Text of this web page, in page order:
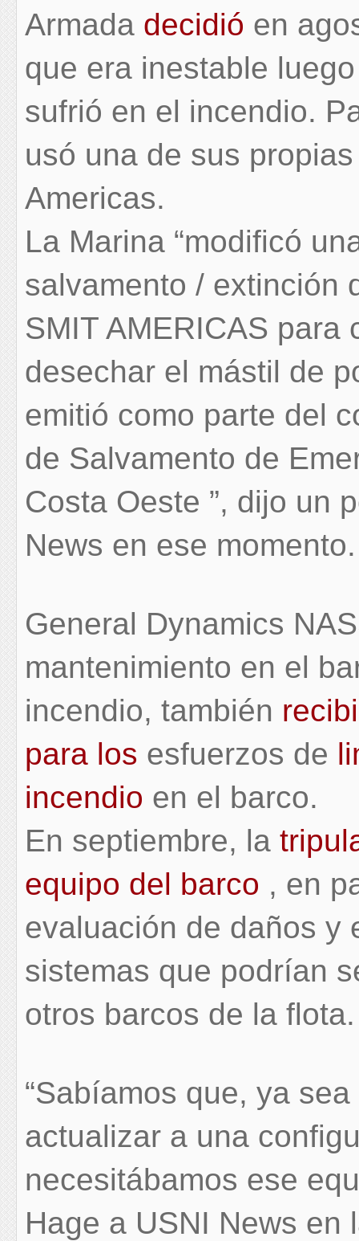
Armada decidió en
que era inestable
sufrió en el incendio.
usó una de sus
Americas.
La Marina “modificó
salvamento / extinción
SMIT AMERICAS para
desechar el mástil de
emitió como parte del
de Salvamento de
Costa Oeste ”, dijo un
News en ese momento.
General Dynamics
mantenimiento en el
incendio, también
para los esfuerzos de
incendio en el barco.
En septiembre, la
equipo del barco , en
evaluación de daños y
sistemas que podrían
otros barcos de la flota.
“Sabíamos que, ya
actualizar a una
necesitábamos ese
Hage a USNI News en